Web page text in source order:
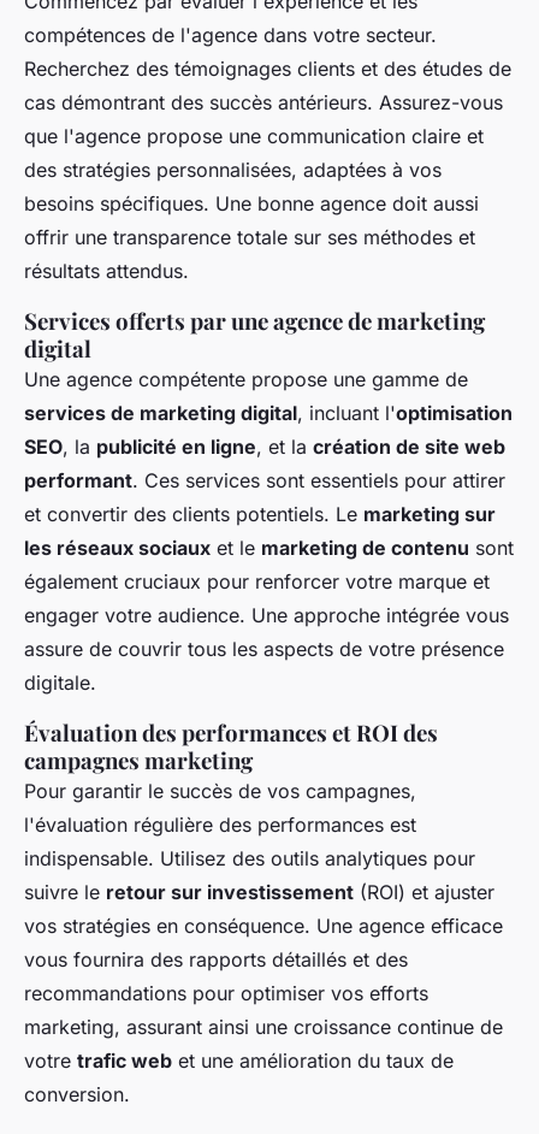
compétences de l'agence dans votre secteur.
Recherchez des témoignages clients et des études de
cas démontrant des succès antérieurs. Assurez-vous
que l'agence propose une communication claire et
des stratégies personnalisées, adaptées à vos
besoins spécifiques. Une bonne agence doit aussi
offrir une transparence totale sur ses méthodes et
résultats attendus.
Services offerts par une agence de marketing
digital
Une agence compétente propose une gamme de
services de marketing digital, incluant l'optimisation
SEO, la publicité en ligne, et la création de site web
performant. Ces services sont essentiels pour attirer
et convertir des clients potentiels. Le marketing sur
les réseaux sociaux et le marketing de contenu sont
également cruciaux pour renforcer votre marque et
engager votre audience. Une approche intégrée vous
assure de couvrir tous les aspects de votre présence
digitale.
Évaluation des performances et ROI des
campagnes marketing
Pour garantir le succès de vos campagnes,
l'évaluation régulière des performances est
indispensable. Utilisez des outils analytiques pour
suivre le retour sur investissement (ROI) et ajuster
vos stratégies en conséquence. Une agence efficace
vous fournira des rapports détaillés et des
recommandations pour optimiser vos efforts
marketing, assurant ainsi une croissance continue de
votre trafic web et une amélioration du taux de
conversion.